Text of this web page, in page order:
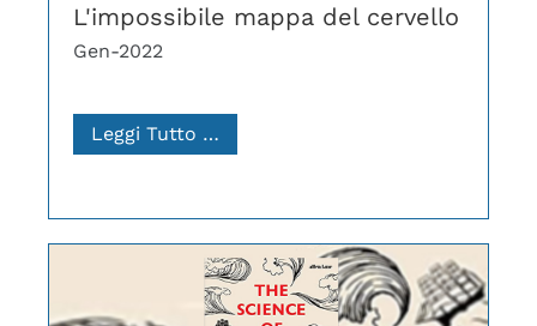
L'impossibile mappa del cervello
Gen-2022
Leggi Tutto …